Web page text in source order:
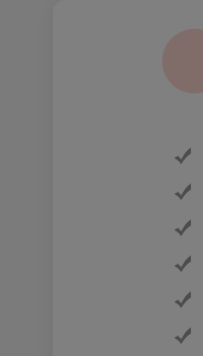





